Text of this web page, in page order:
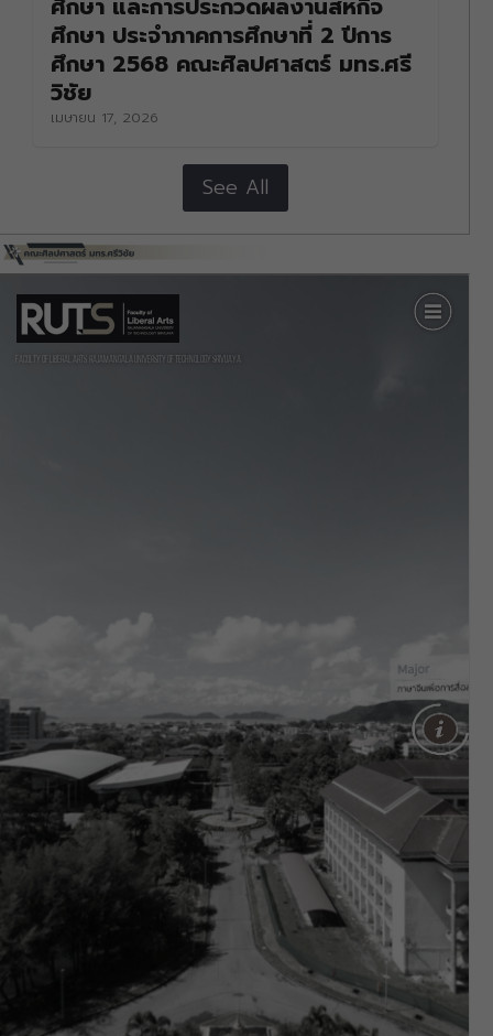
ศึกษา และการประกวดผลงานสหกิจ
ศึกษา ประจำภาคการศึกษาที่ 2 ปีการ
ศึกษา 2568 คณะศิลปศาสตร์ มทร.ศรี
วิชัย
เมษายน 17, 2026
See All